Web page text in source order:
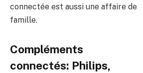
connectée est aussi une affaire de
famille.
Compléments
connectés: Philips,